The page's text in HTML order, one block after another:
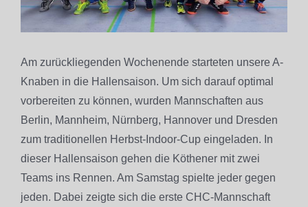
Am zurückliegenden Wochenende starteten unsere A-
Knaben in die Hallensaison. Um sich darauf optimal
vorbereiten zu können, wurden Mannschaften aus
Berlin, Mannheim, Nürnberg, Hannover und Dresden
zum traditionellen Herbst-Indoor-Cup eingeladen. In
dieser Hallensaison gehen die Köthener mit zwei
Teams ins Rennen. Am Samstag spielte jeder gegen
jeden. Dabei zeigte sich die erste CHC-Mannschaft